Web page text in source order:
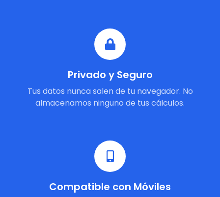
Privado y Seguro
Tus datos nunca salen de tu navegador. No
almacenamos ninguno de tus cálculos.
Compatible con Móviles